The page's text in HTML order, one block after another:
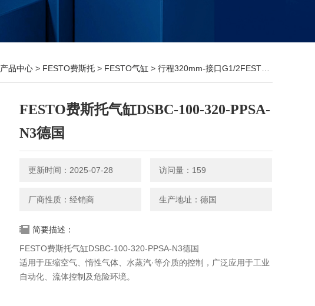
产品中心 > FESTO费斯托 > FESTO气缸 > 行程320mm-接口G1/2FESTO费斯托气缸DSBC-100-320-PPSA-N3德国
FESTO费斯托气缸DSBC-100-320-PPSA-
N3德国
更新时间：2025-07-28 访问量：159
厂商性质：经销商 生产地址：德国
简要描述：
FESTO费斯托气缸DSBC-100-320-PPSA-N3德国
适用于压缩空气、惰性气体、水蒸汽·等介质的控制，广泛应用于工业
自动化、流体控制及危险环境。